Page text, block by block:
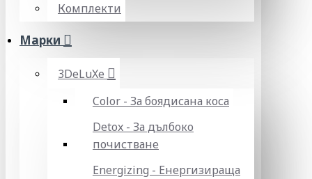
Комплекти
Марки
3DeLuXe
Color - За боядисана коса
Detox - За дълбоко
почистване
Energizing - Енергизираща